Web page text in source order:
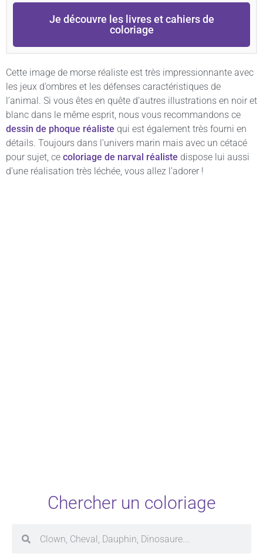
Je découvre les livres et cahiers de
coloriage
Cette image de morse réaliste est très impressionnante avec
les jeux d’ombres et les défenses caractéristiques de
l’animal. Si vous êtes en quête d’autres illustrations en noir et
blanc dans le même esprit, nous vous recommandons ce
dessin de phoque réaliste qui est également très fourni en
détails. Toujours dans l’univers marin mais avec un cétacé
pour sujet, ce coloriage de narval réaliste dispose lui aussi
d’une réalisation très léchée, vous allez l’adorer !
Chercher un coloriage